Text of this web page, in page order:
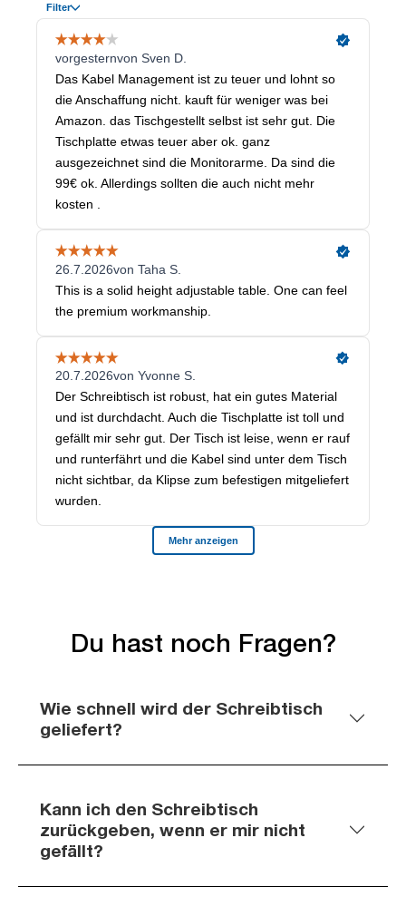
Du hast noch Fragen?
Wie schnell wird der Schreibtisch
geliefert?
Kann ich den Schreibtisch
zurückgeben, wenn er mir nicht
gefällt?